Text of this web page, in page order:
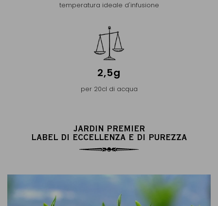
temperatura ideale d'infusione
2,5g
per 20cl di acqua
JARDIN PREMIER
LABEL DI ECCELLENZA E DI PUREZZA